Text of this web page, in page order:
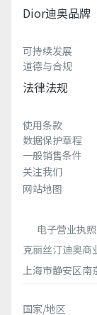
Dior迪奥品牌
可持续发展
道德与合规
法律法规
使用条款
数据保护章程
一般销售条件
关注我们
网站地图
电子营业执照
克丽丝汀迪奥商
上海市静安区南
国家/地区